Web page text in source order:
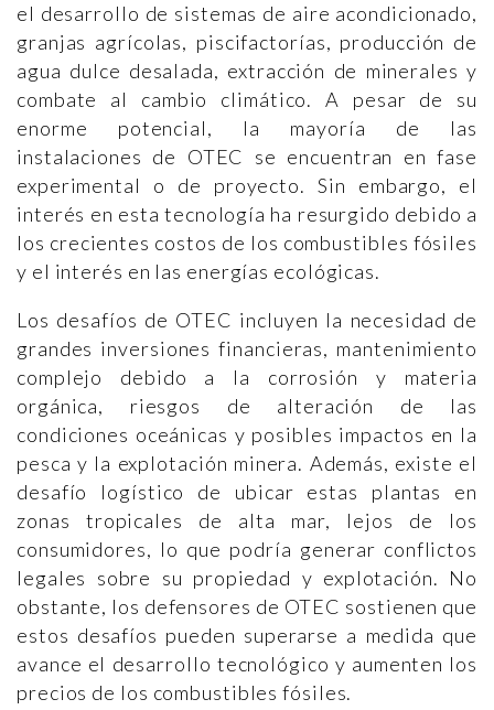
el desarrollo de sistemas de aire acondicionado,
granjas agrícolas, piscifactorías, producción de
agua dulce desalada, extracción de minerales y
combate al cambio climático. A pesar de su
enorme potencial, la mayoría de las
instalaciones de OTEC se encuentran en fase
experimental o de proyecto. Sin embargo, el
interés en esta tecnología ha resurgido debido a
los crecientes costos de los combustibles fósiles
y el interés en las energías ecológicas​​.
Los desafíos de OTEC incluyen la necesidad de
grandes inversiones financieras, mantenimiento
complejo debido a la corrosión y materia
orgánica, riesgos de alteración de las
condiciones oceánicas y posibles impactos en la
pesca y la explotación minera. Además, existe el
desafío logístico de ubicar estas plantas en
zonas tropicales de alta mar, lejos de los
consumidores, lo que podría generar conflictos
legales sobre su propiedad y explotación. No
obstante, los defensores de OTEC sostienen que
estos desafíos pueden superarse a medida que
avance el desarrollo tecnológico y aumenten los
precios de los combustibles fósiles​​.